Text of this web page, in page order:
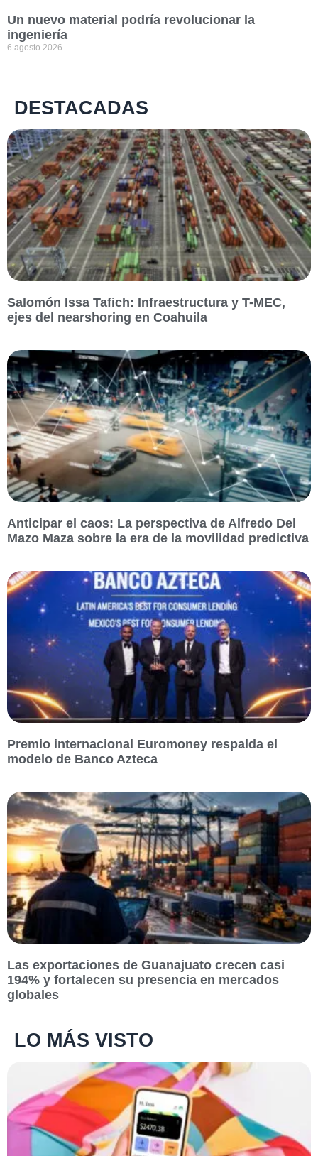
Un nuevo material podría revolucionar la
ingeniería
6 agosto 2026
DESTACADAS
Salomón Issa Tafich: Infraestructura y T-MEC,
ejes del nearshoring en Coahuila
Anticipar el caos: La perspectiva de Alfredo Del
Mazo Maza sobre la era de la movilidad predictiva
Premio internacional Euromoney respalda el
modelo de Banco Azteca
Las exportaciones de Guanajuato crecen casi
194% y fortalecen su presencia en mercados
globales
LO MÁS VISTO